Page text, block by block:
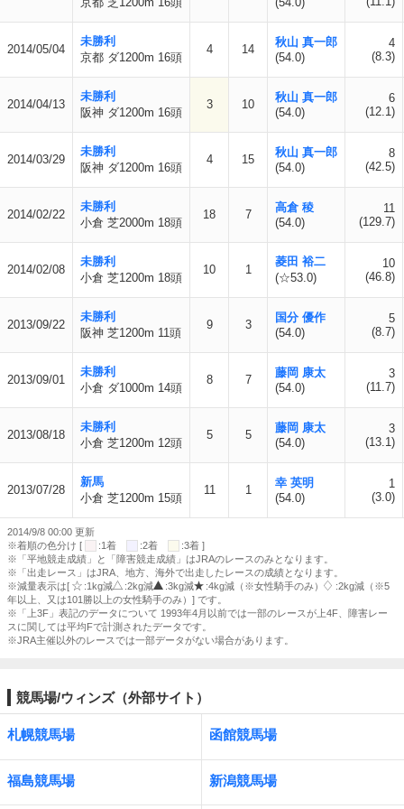
2014/05/04
未勝利
京都 ダ1200m 16頭
4 14
秋山 真一郎
(54.0)
4
(8.3)
2014/04/13
未勝利
阪神 ダ1200m 16頭
3 10
秋山 真一郎
(54.0)
6
(12.1)
2014/03/29
未勝利
阪神 ダ1200m 16頭
4 15
秋山 真一郎
(54.0)
8
(42.5)
2014/02/22
未勝利
小倉 芝2000m 18頭
18 7
高倉 稜
(54.0)
11
(129.7)
2014/02/08
未勝利
小倉 芝1200m 18頭
10 1
菱田 裕二
(☆53.0)
10
(46.8)
2013/09/22
未勝利
阪神 芝1200m 11頭
9 3
国分 優作
(54.0)
5
(8.7)
2013/09/01
未勝利
小倉 ダ1000m 14頭
8 7
藤岡 康太
(54.0)
3
(11.7)
2013/08/18
未勝利
小倉 芝1200m 12頭
5 5
藤岡 康太
(54.0)
3
(13.1)
2013/07/28
新馬
小倉 芝1200m 15頭
11 1
幸 英明
(54.0)
1
(3.0)
2014/9/8 00:00 更新
※着順の色分け [
:1着 :2着
:3着 ]
※「平地競走成績」と「障害競走成績」はJRAのレースのみとなります。
※「出走レース」はJRA、地方、海外で出走したレースの成績となります。
※減量表示は[
:1kg減 :2kg減 :3kg減 :4kg減（※女性騎手のみ）
:2kg減（※5
年以上、又は101勝以上の女性騎手のみ）] です。
※「上3F」表記のデータについて 1993年4月以前では一部のレースが上4F、障害レー
スに関しては平均Fで計測されたデータです。
※JRA主催以外のレースでは一部データがない場合があります。
競馬場/ウィンズ（外部サイト）
札幌競馬場 函館競馬場
福島競馬場 新潟競馬場